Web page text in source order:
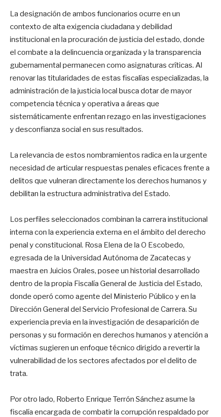
La designación de ambos funcionarios ocurre en un
contexto de alta exigencia ciudadana y debilidad
institucional en la procuración de justicia del estado, donde
el combate a la delincuencia organizada y la transparencia
gubernamental permanecen como asignaturas críticas. Al
renovar las titularidades de estas fiscalías especializadas, la
administración de la justicia local busca dotar de mayor
competencia técnica y operativa a áreas que
sistemáticamente enfrentan rezago en las investigaciones
y desconfianza social en sus resultados.
La relevancia de estos nombramientos radica en la urgente
necesidad de articular respuestas penales eficaces frente a
delitos que vulneran directamente los derechos humanos y
debilitan la estructura administrativa del Estado.
Los perfiles seleccionados combinan la carrera institucional
interna con la experiencia externa en el ámbito del derecho
penal y constitucional. Rosa Elena de la O Escobedo,
egresada de la Universidad Autónoma de Zacatecas y
maestra en Juicios Orales, posee un historial desarrollado
dentro de la propia Fiscalía General de Justicia del Estado,
donde operó como agente del Ministerio Público y en la
Dirección General del Servicio Profesional de Carrera. Su
experiencia previa en la investigación de desaparición de
personas y su formación en derechos humanos y atención a
víctimas sugieren un enfoque técnico dirigido a revertir la
vulnerabilidad de los sectores afectados por el delito de
trata.
Por otro lado, Roberto Enrique Terrón Sánchez asume la
fiscalía encargada de combatir la corrupción respaldado por